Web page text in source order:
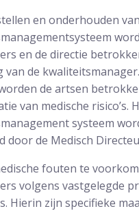
en onderhouden
en de directie
van de
de artsen
van medische risico’s.
systeem
door de Medisch
fouten te
volgens vastgelegde
Hierin zijn specifieke